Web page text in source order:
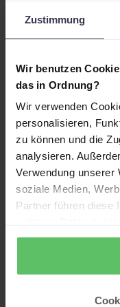
Zustimmung
Wir benutzen
das in Ordnung?
Wir verwenden
personalisieren,
zu können und die
analysieren.
Verwendung unserer
soziale Medien,
Partner führen diese
haben oder die sie
ablöst – von der
bis zum Go-Live.
Relevanz für dich:
Dieses Webinar ist
oder Controlling-
Unternehmen mit
Landschaft
Weg suchst, um
zukunftsfähige